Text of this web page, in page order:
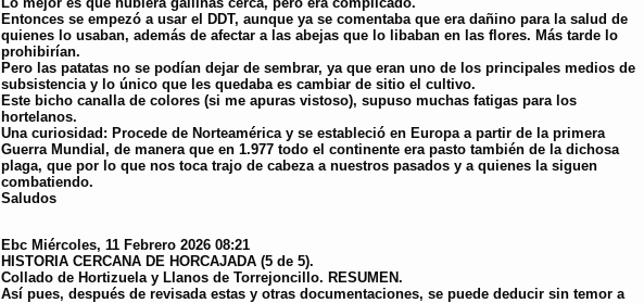
Entonces se empezó a usar el DDT, aunque ya se comentaba que era dañino para la salud de
quienes lo usaban, además de afectar a las abejas que lo libaban en las flores. Más tarde lo
prohibirían.
Pero las patatas no se podían dejar de sembrar, ya que eran uno de los principales medios de
subsistencia y lo único que les quedaba es cambiar de sitio el cultivo.
Este bicho canalla de colores (si me apuras vistoso), supuso muchas fatigas para los
hortelanos.
Una curiosidad: Procede de Norteamérica y se estableció en Europa a partir de la primera
Guerra Mundial, de manera que en 1.977 todo el continente era pasto también de la dichosa
plaga, que por lo que nos toca trajo de cabeza a nuestros pasados y a quienes la siguen
combatiendo.
Saludos
Ebc Miércoles, 11 Febrero 2026 08:21
HISTORIA CERCANA DE HORCAJADA (5 de 5).
Collado de Hortizuela y Llanos de Torrejoncillo. RESUMEN.
Así pues, después de revisada estas y otras documentaciones, se puede deducir sin temor a